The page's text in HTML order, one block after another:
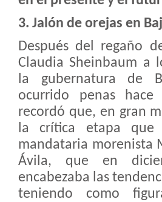
3. Jalón de orejas en
Después del regaño
Claudia Sheinbaum a
la gubernatura de
ocurrido penas
recordó que, en gran
la crítica etapa
mandataria morenista
Ávila, que en
encabezaba las
teniendo como